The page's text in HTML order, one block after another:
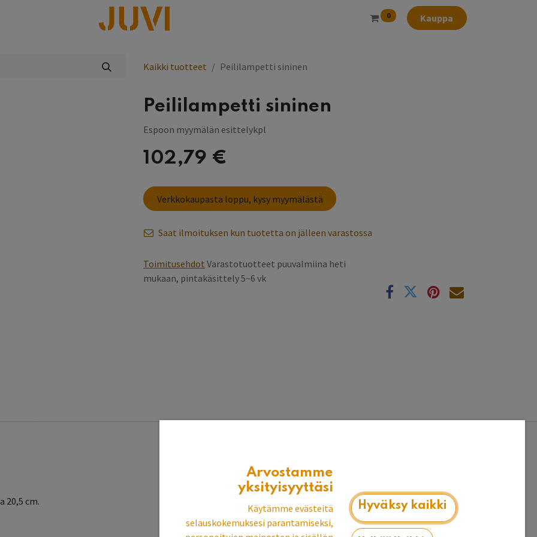
0 Kauppa
Kaikki tuotteet Peililampetti sininen
Peililampetti sininen
Espoon myymälän esittelykpl
102,79 €
Verkkokaupasta loppu, kysy myymälästä
Saat ilmoituksen kun tuotetta on jälleen varastossa
Toimitusehdot Varastotuotteet puuvalmiina heti
mukaan, pintakäsittely 5~6 vk
20,5 cm.
Arvostamme
yksityisyyttäsi
Käytämme evästeitä
selauskokemuksesi parantamiseksi,
Hyväksy kaikki